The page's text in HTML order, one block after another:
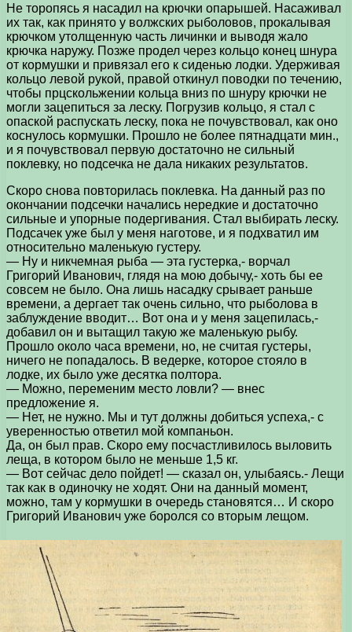
Не торопясь я насадил на крючки опарышей. Насаживал
их так, как принято у волжских рыболовов, прокалывая
крючком утолщенную часть личинки и выводя жало
крючка наружу. Позже продел через кольцо конец шнура
от кормушки и привязал его к сиденью лодки. Удерживая
кольцо левой рукой, правой откинул поводки по течению,
чтобы прцскольжении кольца вниз по шнуру крючки не
могли зацепиться за леску. Погрузив кольцо, я стал с
опаской распускать леску, пока не почувствовал, как оно
коснулось кормушки. Прошло не более пятнадцати мин.,
и я почувствовал первую достаточно не сильный
поклевку, но подсечка не дала никаких результатов.
Скоро снова повторилась поклевка. На данный раз по
окончании подсечки начались нередкие и достаточно
сильные и упорные подергивания. Стал выбирать леску.
Подсачек уже был у меня наготове, и я подхватил им
относительно маленькую густеру.
— Ну и никчемная рыба — эта густерка,- ворчал
Григорий Иванович, глядя на мою добычу,- хоть бы ее
совсем не было. Она лишь насадку срывает раньше
времени, а дергает так очень сильно, что рыболова в
заблуждение вводит… Вот она и у меня зацепилась,-
добавил он и вытащил такую же маленькую рыбу.
Прошло около часа времени, но, не считая густеры,
ничего не попадалось. В ведерке, которое стояло в
лодке, их было уже десятка полтора.
— Можно, переменим место ловли? — внес
предложение я.
— Нет, не нужно. Мы и тут должны добиться успеха,- с
уверенностью ответил мой компаньон.
Да, он был прав. Скоро ему посчастливилось выловить
леща, в котором было не меньше 1,5 кг.
— Вот сейчас дело пойдет! — сказал он, улыбаясь.- Лещи
так как в одиночку не ходят. Они на данный момент,
можно, там у кормушки в очередь становятся… И скоро
Григорий Иванович уже боролся со вторым лещом.